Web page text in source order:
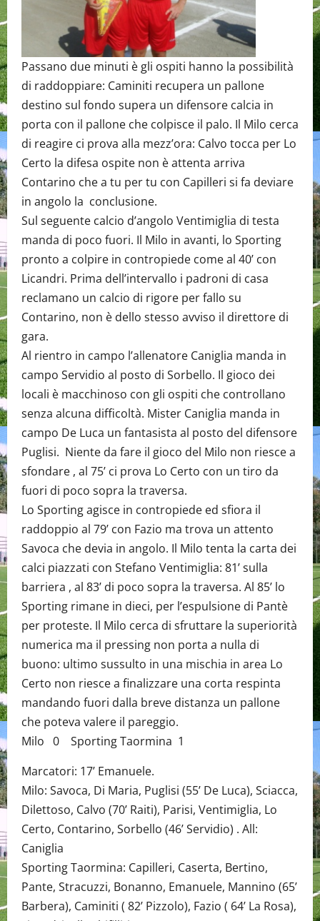
Passano due minuti è gli ospiti hanno la possibilità
di raddoppiare: Caminiti recupera un pallone
destino sul fondo supera un difensore calcia in
porta con il pallone che colpisce il palo. Il Milo cerca
di reagire ci prova alla mezz’ora: Calvo tocca per Lo
Certo la difesa ospite non è attenta arriva
Contarino che a tu per tu con Capilleri si fa deviare
in angolo la conclusione.
Sul seguente calcio d’angolo Ventimiglia di testa
manda di poco fuori. Il Milo in avanti, lo Sporting
pronto a colpire in contropiede come al 40’ con
Licandri. Prima dell’intervallo i padroni di casa
reclamano un calcio di rigore per fallo su
Contarino, non è dello stesso avviso il direttore di
gara.
Al rientro in campo l’allenatore Caniglia manda in
campo Servidio al posto di Sorbello. Il gioco dei
locali è macchinoso con gli ospiti che controllano
senza alcuna difficoltà. Mister Caniglia manda in
campo De Luca un fantasista al posto del difensore
Puglisi. Niente da fare il gioco del Milo non riesce a
sfondare , al 75’ ci prova Lo Certo con un tiro da
fuori di poco sopra la traversa.
Lo Sporting agisce in contropiede ed sfiora il
raddoppio al 79’ con Fazio ma trova un attento
Savoca che devia in angolo. Il Milo tenta la carta dei
calci piazzati con Stefano Ventimiglia: 81’ sulla
barriera , al 83’ di poco sopra la traversa. Al 85’ lo
Sporting rimane in dieci, per l’espulsione di Pantè
per proteste. Il Milo cerca di sfruttare la superiorità
numerica ma il pressing non porta a nulla di
buono: ultimo sussulto in una mischia in area Lo
Certo non riesce a finalizzare una corta respinta
mandando fuori dalla breve distanza un pallone
che poteva valere il pareggio.
Milo 0 Sporting Taormina 1
Marcatori: 17’ Emanuele.
Milo: Savoca, Di Maria, Puglisi (55’ De Luca), Sciacca,
Dilettoso, Calvo (70’ Raiti), Parisi, Ventimiglia, Lo
Certo, Contarino, Sorbello (46’ Servidio) . All:
Caniglia
Sporting Taormina: Capilleri, Caserta, Bertino,
Pante, Stracuzzi, Bonanno, Emanuele, Mannino (65’
Barbera), Caminiti ( 82’ Pizzolo), Fazio ( 64’ La Rosa),